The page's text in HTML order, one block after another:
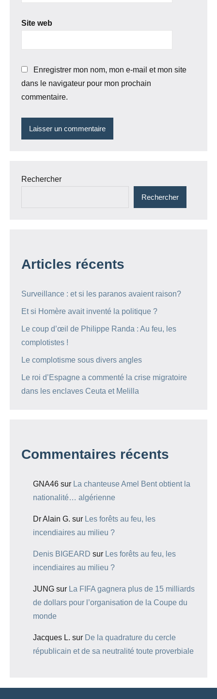
Site web
Enregistrer mon nom, mon e-mail et mon site
dans le navigateur pour mon prochain
commentaire.
Rechercher
Rechercher
Articles récents
Surveillance : et si les paranos avaient raison?
Et si Homère avait inventé la politique ?
Le coup d’œil de Philippe Randa : Au feu, les
complotistes !
Le complotisme sous divers angles
Le roi d’Espagne a commenté la crise migratoire
dans les enclaves Ceuta et Melilla
Commentaires récents
GNA46 sur La chanteuse Amel Bent obtient la
nationalité… algérienne
Dr Alain G. sur Les forêts au feu, les
incendiaires au milieu ?
Denis BIGEARD sur Les forêts au feu, les
incendiaires au milieu ?
JUNG sur La FIFA gagnera plus de 15 milliards
de dollars pour l’organisation de la Coupe du
monde
Jacques L. sur De la quadrature du cercle
républicain et de sa neutralité toute proverbiale